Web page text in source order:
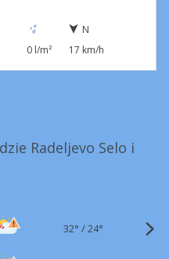
0 l/m²
N
17 km/h
Radeljevo Selo i
32° /24°